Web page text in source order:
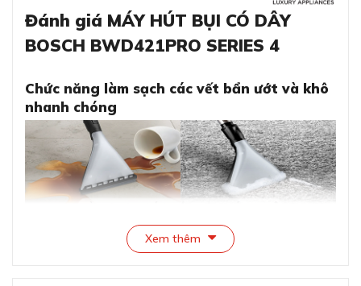
Đánh giá MÁY HÚT BỤI CÓ DÂY
BOSCH BWD421PRO SERIES 4
Chức năng làm sạch các vết bẩn ướt và khô
nhanh chóng
Xem thêm